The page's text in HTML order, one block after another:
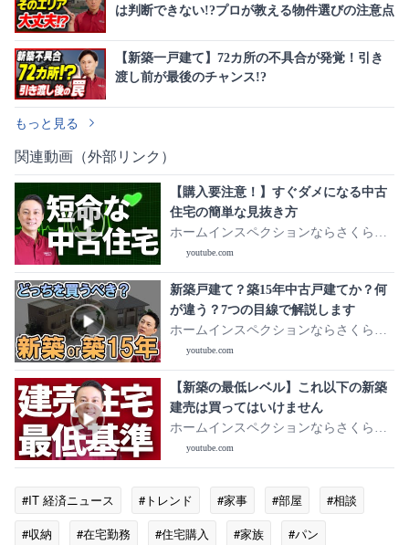
は判断できない!?プロが教える物件選びの注意点
【新築一戸建て】72カ所の不具合が発覚！引き
渡し前が最後のチャンス!?
もっと見る
関連動画（外部リンク）
【購入要注意！】すぐダメになる中古
住宅の簡単な見抜き方
ホームインスペクションならさくら事
務所!【公式チャンネル】
youtube.com
新築戸建て？築15年中古戸建てか？何
が違う？7つの目線で解説します
ホームインスペクションならさくら事
務所!【公式チャンネル】
youtube.com
【新築の最低レベル】これ以下の新築
建売は買ってはいけません
ホームインスペクションならさくら事
務所!【公式チャンネル】
youtube.com
#IT 経済ニュース #トレンド #家事 #部屋
#相談
#収納
#在宅勤務 #住宅購入 #家族 #パン